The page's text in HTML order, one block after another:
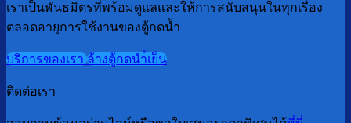
เราเป็นพันธมิตรที่พร้อมดูแลและให้การสนับสนุนในทุกเรื่อง
ตลอดอายุการใช้งานของตู้กดน้ำ
บริการของเราล้างตู้กดนำ้เย็น
ติดต่อเรา